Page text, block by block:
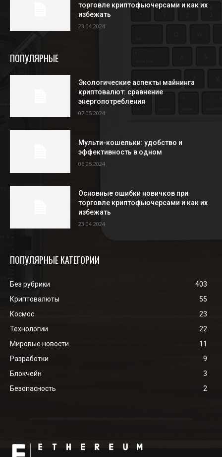
торговле криптофьючерсами и как их
избежать
23.04.2024
ПОПУЛЯРНЫЕ
Экологические аспекты майнинга
криптовалют: сравнение
энергопотребления
07.05.2024
Мульти-кошельки: удобство и
эффективность в одном
06.05.2024
Основные ошибки новичков при
торговле криптофьючерсами и как их
избежать
23.04.2024
ПОПУЛЯРНЫЕ КАТЕГОРИИ
Без рубрики
403
Криптовалюты
55
Космос
23
Технологии
22
Мировые новости
11
Разработки
9
Блокчейн
3
Безопасность
2